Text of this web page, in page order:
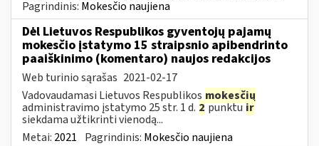
Pagrindinis: Mokesčio naujiena
Dėl Lietuvos Respublikos gyventojų pajamų
mokesčio įstatymo 15 straipsnio apibendrinto
paaiškinimo (komentaro) naujos redakcijos
Web turinio sąrašas 2021-02-17
Vadovaudamasi Lietuvos Respublikos mokesčių
administravimo įstatymo 25 str. 1 d. 2punktuir
siekdama užtikrinti vienodą...
Metai: 2021 Pagrindinis: Mokesčio naujiena